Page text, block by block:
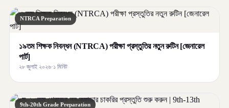
NTRCA Preparation
১৯তম শিক্ষক নিবন্ধন (NTRCA) পরীক্ষা প্রস্তুতির নতুন রুটিন [জেনারেল
পার্ট]
২৮ জুলাই ২০২৬·১ মিনিট
9th-20th Grade Preparation